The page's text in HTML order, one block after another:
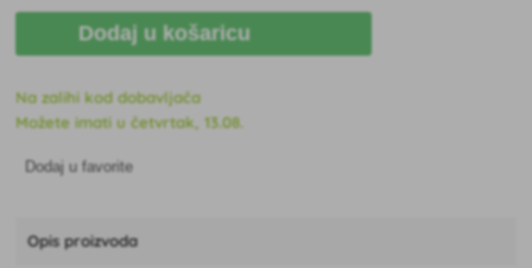
Dodaj u košaricu
Na zalihi kod dobavljača
Možete imati u četvrtak, 13.08.
Dodaj u favorite
Opis proizvoda